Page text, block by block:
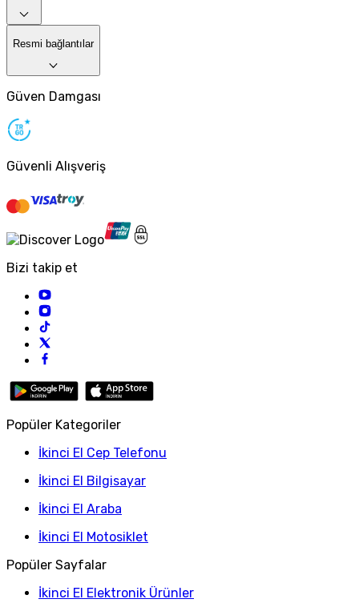
Resmi bağlantılar
Güven Damgası
Güvenli Alışveriş
Bizi takip et
Popüler Kategoriler
İkinci El Cep Telefonu
İkinci El Bilgisayar
İkinci El Araba
İkinci El Motosiklet
Popüler Sayfalar
İkinci El Elektronik Ürünler